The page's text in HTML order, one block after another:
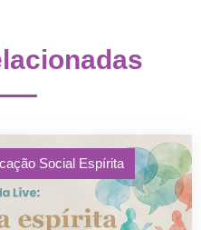
Social Espírita